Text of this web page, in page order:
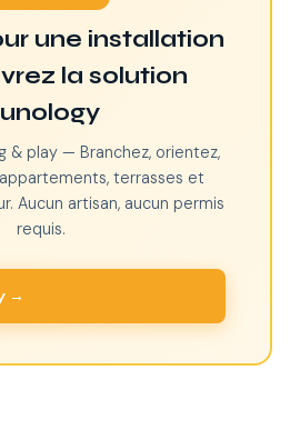
une installation
la solution
& play — Branchez, orientez,
terrasses et
Aucun artisan, aucun permis
requis.
→